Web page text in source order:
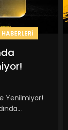
Yenilmiyor!